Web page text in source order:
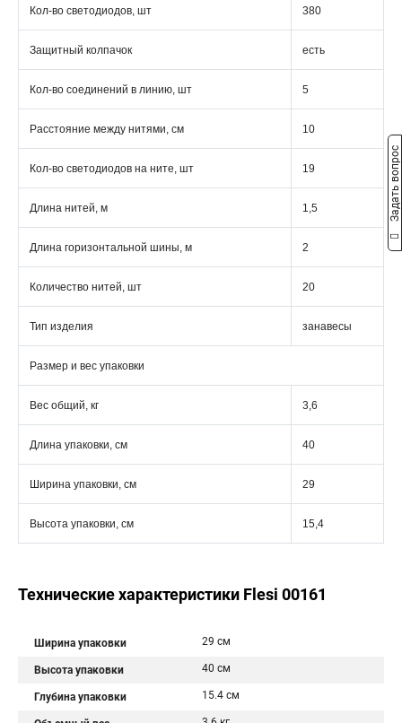
Кол-во светодиодов, шт 380
Защитный колпачок есть
Кол-во соединений в линию, шт 5
Расстояние между нитями, см 10
Кол-во светодиодов на ните, шт 19
Длина нитей, м 1,5
Длина горизонтальной шины, м 2
Количество нитей, шт 20
Тип изделия занавесы
Размер и вес упаковки
Вес общий, кг 3,6
Длина упаковки, см 40
Ширина упаковки, см 29
Высота упаковки, см 15,4
Технические характеристики Flesi 00161
Ширина упаковки 29 см
Высота упаковки 40 см
Глубина упаковки 15.4 см
Задать вопрос